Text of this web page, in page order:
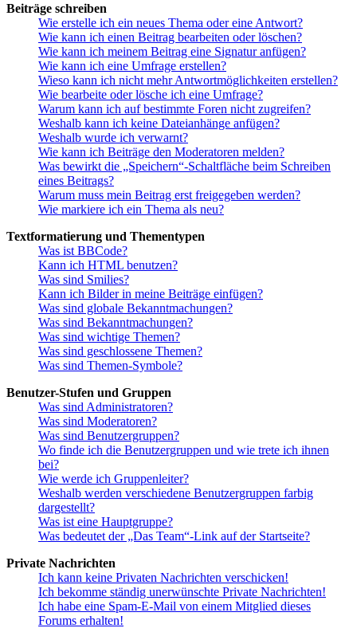
Beiträge schreiben
Wie erstelle ich ein neues Thema oder eine Antwort?
Wie kann ich einen Beitrag bearbeiten oder löschen?
Wie kann ich meinem Beitrag eine Signatur anfügen?
Wie kann ich eine Umfrage erstellen?
Wieso kann ich nicht mehr Antwortmöglichkeiten erstellen?
Wie bearbeite oder lösche ich eine Umfrage?
Warum kann ich auf bestimmte Foren nicht zugreifen?
Weshalb kann ich keine Dateianhänge anfügen?
Weshalb wurde ich verwarnt?
Wie kann ich Beiträge den Moderatoren melden?
Was bewirkt die „Speichern“-Schaltfläche beim Schreiben
eines Beitrags?
Warum muss mein Beitrag erst freigegeben werden?
Wie markiere ich ein Thema als neu?
Textformatierung und Thementypen
Was ist BBCode?
Kann ich HTML benutzen?
Was sind Smilies?
Kann ich Bilder in meine Beiträge einfügen?
Was sind globale Bekanntmachungen?
Was sind Bekanntmachungen?
Was sind wichtige Themen?
Was sind geschlossene Themen?
Was sind Themen-Symbole?
Benutzer-Stufen und Gruppen
Was sind Administratoren?
Was sind Moderatoren?
Was sind Benutzergruppen?
Wo finde ich die Benutzergruppen und wie trete ich ihnen
bei?
Wie werde ich Gruppenleiter?
Weshalb werden verschiedene Benutzergruppen farbig
dargestellt?
Was ist eine Hauptgruppe?
Was bedeutet der „Das Team“-Link auf der Startseite?
Private Nachrichten
Ich kann keine Privaten Nachrichten verschicken!
Ich bekomme ständig unerwünschte Private Nachrichten!
Ich habe eine Spam-E-Mail von einem Mitglied dieses
Forums erhalten!